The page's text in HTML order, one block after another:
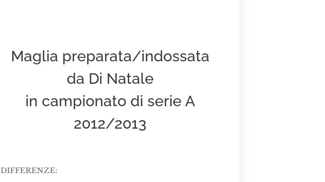
Maglia preparata/indossata
da Di Natale
in campionato di serie A
2012/2013
DIFFERENZE: